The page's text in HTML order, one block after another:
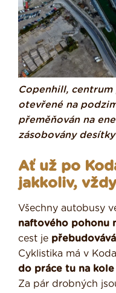
Copenhill,
otevřené na
přeměňován na
zásobovány
Ať už po
jakkoliv,
Všechny autobusy
naftového pohonu
cest je
Cyklistika má v
do práce tu na
Za pár drobných